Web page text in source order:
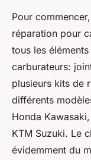
Pour
réparation pour
tous les
carburateurs:
plusieurs kits de
différents
Honda Kawasaki
KTM Suzuki. Le
évidemment du